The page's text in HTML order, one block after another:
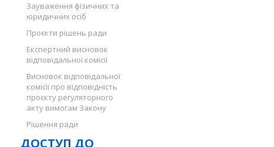
Зауваження фізичних та
юридичних осіб
Проєкти рішень ради
Експертний висновок
відповідальної комісії
Висновок відповідальної
комісії про відповідність
проєкту регуляторного
акту вимогам Закону
Рішення ради
ДОСТУП ДО